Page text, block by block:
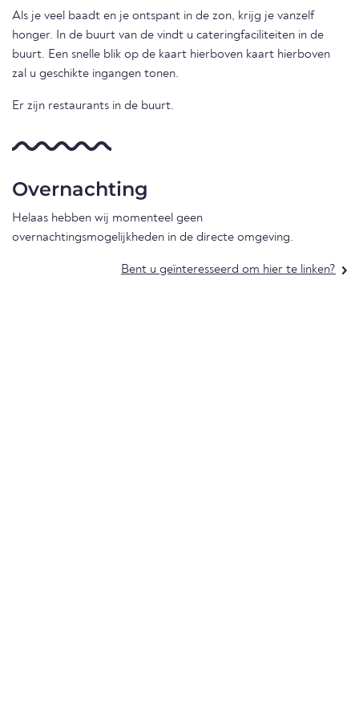
Als je veel baadt en je ontspant in de zon, krijg je vanzelf
honger. In de buurt van de vindt u cateringfaciliteiten in de
buurt. Een snelle blik op de kaart hierboven kaart hierboven
zal u geschikte ingangen tonen.
Er zijn restaurants in de buurt.
Overnachting
Helaas hebben wij momenteel geen
overnachtingsmogelijkheden in de directe omgeving.
Bent u geïnteresseerd om hier te linken?